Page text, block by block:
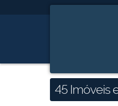
45 Imóveis